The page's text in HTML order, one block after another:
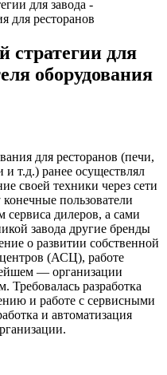
для завода -
для ресторанов
стратегии для
оборудования
для ресторанов (печи,
т.д.) ранее осуществлял
своей техники через сети
пользователи
сервиса дилеров, а сами
завода другие бренды
о развитии собственной
(АСЦ), работе
— организации
разработка
и работе с сервисными
и автоматизация